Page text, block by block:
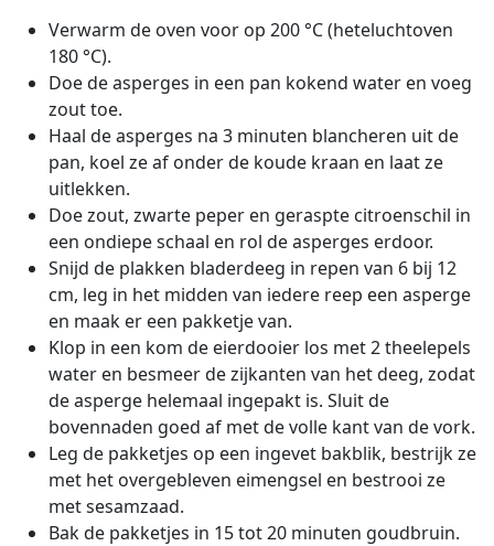
Verwarm de oven voor op 200 °C (heteluchtoven
180 °C).
Doe de asperges in een pan kokend water en voeg
zout toe.
Haal de asperges na 3 minuten blancheren uit de
pan, koel ze af onder de koude kraan en laat ze
uitlekken.
Doe zout, zwarte peper en geraspte citroenschil in
een ondiepe schaal en rol de asperges erdoor.
Snijd de plakken bladerdeeg in repen van 6 bij 12
cm, leg in het midden van iedere reep een asperge
en maak er een pakketje van.
Klop in een kom de eierdooier los met 2 theelepels
water en besmeer de zijkanten van het deeg, zodat
de asperge helemaal ingepakt is. Sluit de
bovennaden goed af met de volle kant van de vork.
Leg de pakketjes op een ingevet bakblik, bestrijk ze
met het overgebleven eimengsel en bestrooi ze
met sesamzaad.
Bak de pakketjes in 15 tot 20 minuten goudbruin.